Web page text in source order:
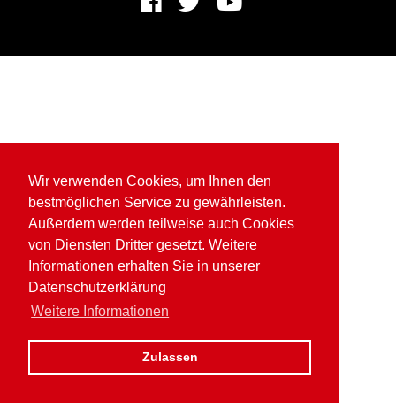
Wir verwenden Cookies, um Ihnen den
bestmöglichen Service zu gewährleisten.
Außerdem werden teilweise auch Cookies
von Diensten Dritter gesetzt. Weitere
Informationen erhalten Sie in unserer
Datenschutzerklärung
Weitere Informationen
Zulassen